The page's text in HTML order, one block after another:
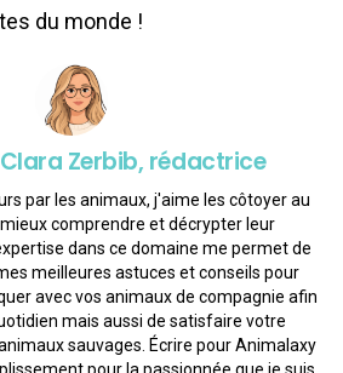
du monde !
Clara Zerbib, rédactrice
par les animaux, j'aime les côtoyer au
comprendre et décrypter leur
dans ce domaine me permet de
meilleures astuces et conseils pour
avec vos animaux de compagnie afin
mais aussi de satisfaire votre
sauvages. Écrire pour Animalaxy
pour la passionnée que je suis.